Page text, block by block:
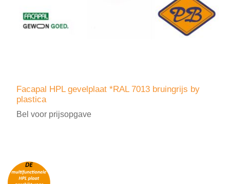
Facapal HPL gevelplaat *RAL 7013 bruingrijs by
plastica
Bel voor prijsopgave